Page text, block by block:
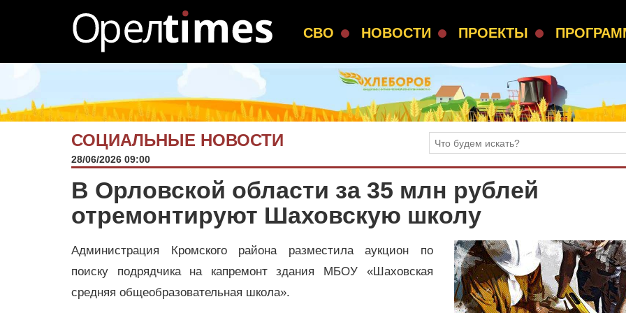
СВО НОВОСТИ ПРОЕКТЫ
СОЦИАЛЬНЫЕ НОВОСТИ
28/06/2026 09:00
В Орловской области за 35 млн рублей
отремонтируют Шаховскую школу
Администрация Кромского района разместила аукцион по
поиску подрядчика на капремонт здания МБОУ «Шаховская
средняя общеобразовательная школа».